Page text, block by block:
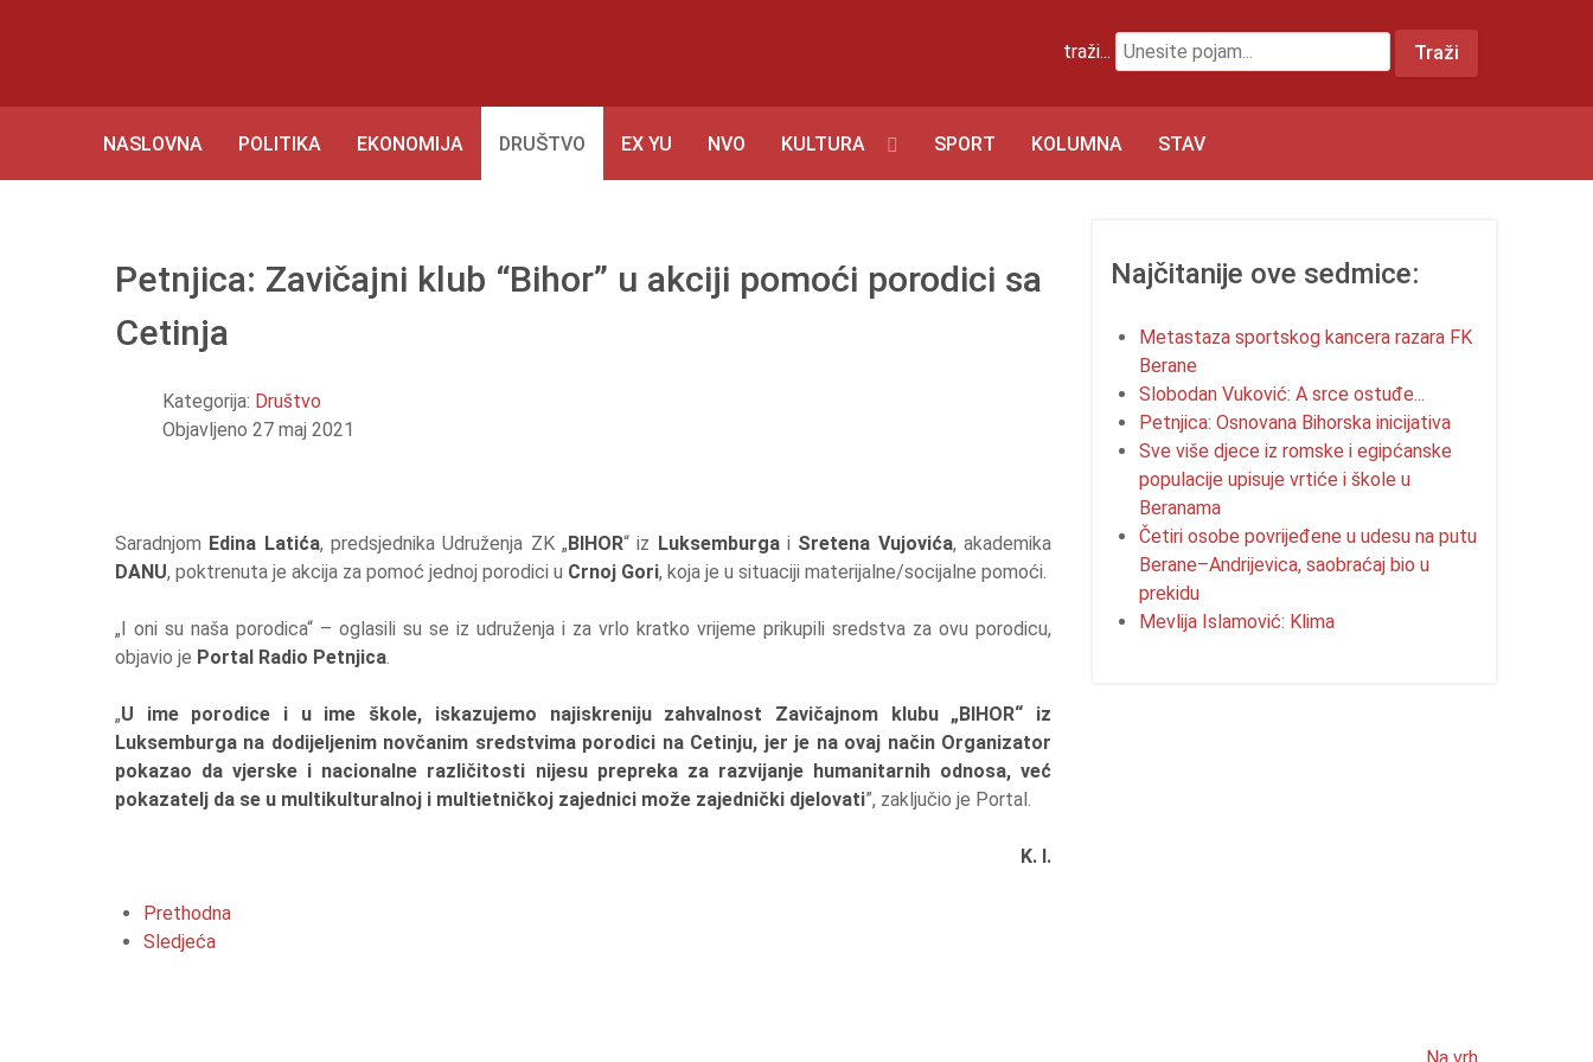
traži... Traži
NASLOVNA POLITIKA EKONOMIJA DRUŠTVO EX YU NVO KULTURA SPORT KOLUMNA STAV
Petnjica: Zavičajni klub “Bihor” u akciji pomoći porodici sa
Cetinja
Kategorija: Društvo
Objavljeno 27 maj 2021
Saradnjom Edina Latića, predsjednika Udruženja ZK „ BIHOR“ iz Luksemburgai Sretena Vujovića, akademika
DANU, poktrenuta je akcija za pomoć jednoj porodici u Crnoj Gori, koja je u situaciji materijalne/socijalne pomoći.
„I oni su naša porodica“ – oglasili su se iz udruženja i za vrlo kratko vrijeme prikupili sredstva za ovu porodicu,
objavio je Portal Radio Petnjica.
„U ime porodice i u ime škole, iskazujemo najiskreniju zahvalnost Zavičajnom klubu „BIHOR“ iz
Luksemburga na dodijeljenim novčanim sredstvima porodici na Cetinju, jer je na ovaj način Organizator
pokazao da vjerske i nacionalne različitosti nijesu prepreka za razvijanje humanitarnih odnosa, već
pokazatelj da se u multikulturalnoj i multietničkoj zajednici može zajednički djelovati”, zaključio je Portal.
K. I.
Prethodna
Sledjeća
Najčitanije ove sedmice:
Metastaza sportskog kancera razara FK
Berane
Slobodan Vuković: A srce ostuđe...
Petnjica: Osnovana Bihorska inicijativa
Sve više djece iz romske i egipćanske
populacije upisuje vrtiće i škole u
Beranama
Četiri osobe povrijeđene u udesu na putu
Berane–Andrijevica, saobraćaj bio u
prekidu
Mevlija Islamović: Klima